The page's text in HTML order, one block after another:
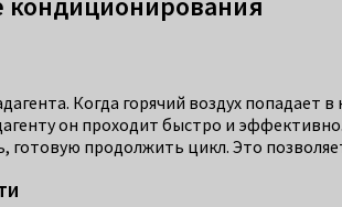
Когда горячий воздух попадает
он проходит быстро и
готовую продолжить цикл. Это